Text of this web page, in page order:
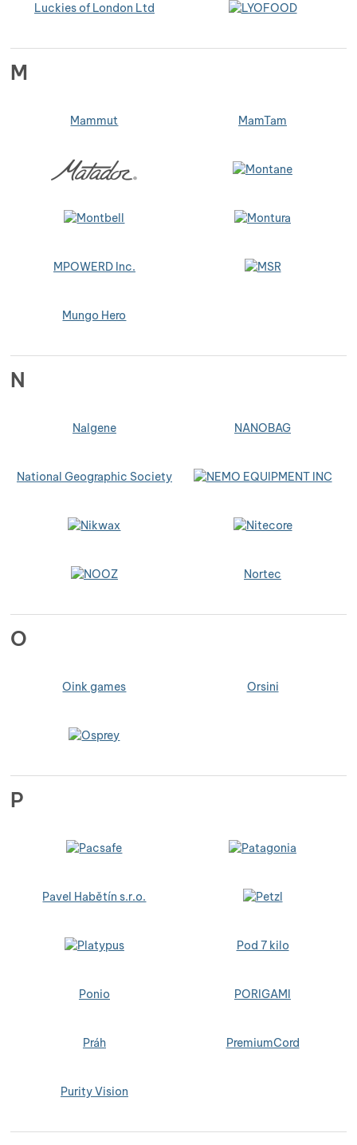
Luckies of London Ltd
M
Mammut MamTam
MPOWERD Inc.
Mungo Hero
N
Nalgene NANOBAG
National Geographic Society
Nortec
O
Oink games Orsini
P
Pavel Habětín s.r.o.
Pod 7 kilo
Ponio PORIGAMI
Práh PremiumCord
Purity Vision